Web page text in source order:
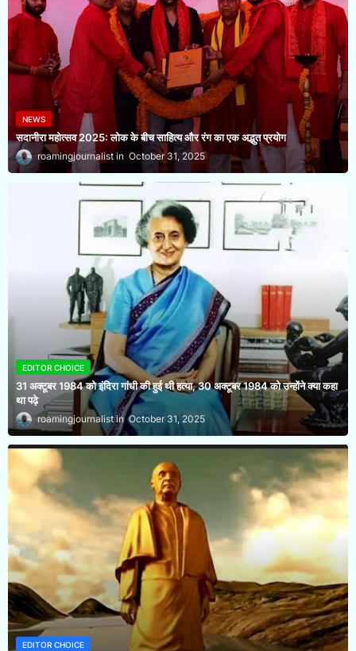
NEWS
सदानीरा महोत्सव 2025: लोक के बीच साहित्य और रंग का एक अद्भुत प्रयोग
roamingjournalist October 31, 2025
EDITOR CHOICE
31 अक्टूबर 1984 को इंदिरा गांधी की हुई थी हत्या, 30 अक्टूबर 1984 को उन्होंने क्या कहा
था पढ़े
roamingjournalist October 31, 2025
EDITOR CHOICE